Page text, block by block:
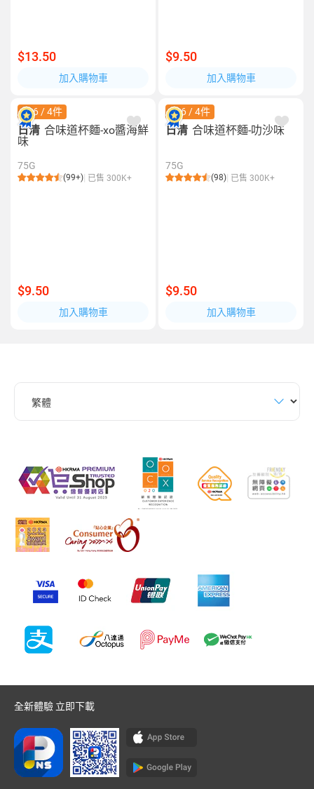
$13.50
加入購物車
$9.50
加入購物車
$26 / 4件
日清 合味道杯麵-xo醬海鮮
味
75G
(99+) 已售 300K+
$9.50
加入購物車
$26 / 4件
日清 合味道杯麵-叻沙味
75G
(98) 已售 300K+
$9.50
加入購物車
全新體驗 立即下載